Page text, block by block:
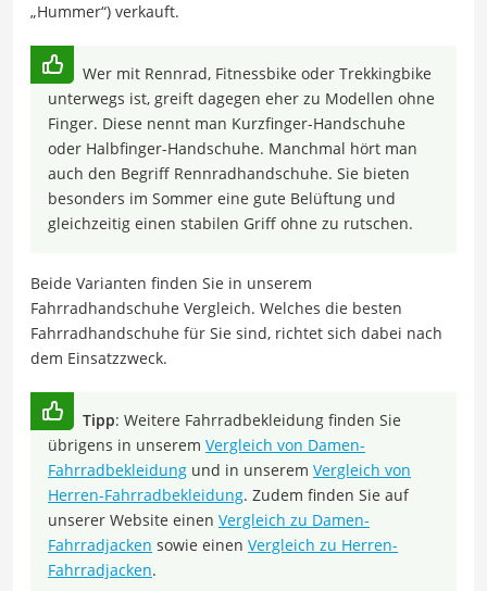
„Hummer“) verkauft.
Wer mit Rennrad, Fitnessbike oder Trekkingbike
unterwegs ist, greift dagegen eher zu Modellen ohne
Finger. Diese nennt man Kurzfinger-Handschuhe
oder Halbfinger-Handschuhe. Manchmal hört man
auch den Begriff Rennradhandschuhe. Sie bieten
besonders im Sommer eine gute Belüftung und
gleichzeitig einen stabilen Griff ohne zu rutschen.
Beide Varianten finden Sie in unserem
Fahrradhandschuhe Vergleich. Welches die besten
Fahrradhandschuhe für Sie sind, richtet sich dabei nach
dem Einsatzzweck.
Tipp: Weitere Fahrradbekleidung finden Sie
übrigens in unserem Vergleich von Damen-
Fahrradbekleidung und in unserem Vergleich von
Herren-Fahrradbekleidung. Zudem finden Sie auf
unserer Website einen Vergleich zu Damen-
Fahrradjacken sowie einen Vergleich zu Herren-
Fahrradjacken.